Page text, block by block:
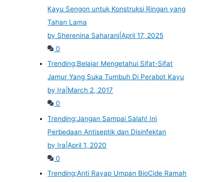
Kayu Sengon untuk Konstruksi Ringan yang
Tahan Lama
by Sherenina Saharani |April 17, 2025
0
Trending:Belajar Mengetahui Sifat-Sifat
Jamur Yang Suka Tumbuh Di Perabot Kayu
by Ira March 2, 2017
0
Trending:Jangan Sampai Salah! Ini
Perbedaan Antiseptik dan Disinfektan
by Ira |April 1, 2020
0
Trending:Anti Rayap Umpan BioCide Ramah